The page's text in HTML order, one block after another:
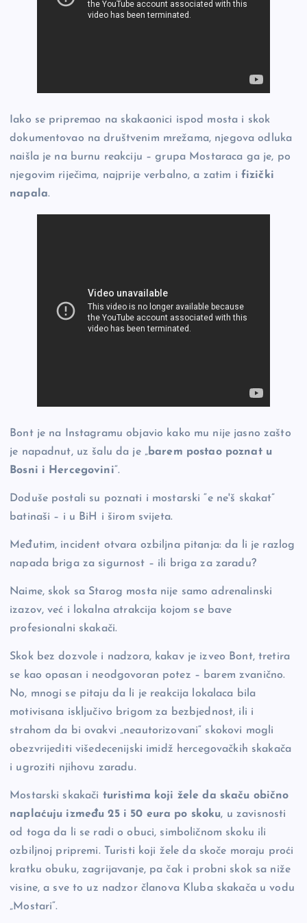
Iako se pripremao na skakaonici ispod mosta i skok
dokumentovao na društvenim mrežama, njegova odluka
naišla je na burnu reakciju – grupa Mostaraca ga je, po
njegovim riječima, najprije verbalno, a zatim i fizički
napala.
Bont je na Instagramu objavio kako mu nije jasno zašto
je napadnut, uz šalu da je „barem postao poznat u
Bosni i Hercegovini“.
Doduše postali su poznati i mostarski “e ne'š skakat”
batinaši – i u BiH i širom svijeta.
Međutim, incident otvara ozbiljna pitanja: da li je razlog
napada briga za sigurnost – ili briga za zaradu?
Naime, skok sa Starog mosta nije samo adrenalinski
izazov, već i lokalna atrakcija kojom se bave
profesionalni skakači.
Skok bez dozvole i nadzora, kakav je izveo Bont, tretira
se kao opasan i neodgovoran potez – barem zvanično.
No, mnogi se pitaju da li je reakcija lokalaca bila
motivisana isključivo brigom za bezbjednost, ili i
strahom da bi ovakvi „neautorizovani“ skokovi mogli
obezvrijediti višedecenijski imidž hercegovačkih skakača
i ugroziti njihovu zaradu.
Mostarski skakači turistima koji žele da skaču obično
naplaćuju između 25 i 50 eura po skoku, u zavisnosti
od toga da li se radi o obuci, simboličnom skoku ili
ozbiljnoj pripremi. Turisti koji žele da skoče moraju proći
kratku obuku, zagrijavanje, pa čak i probni skok sa niže
visine, a sve to uz nadzor članova Kluba skakača u vodu
„Mostari“.